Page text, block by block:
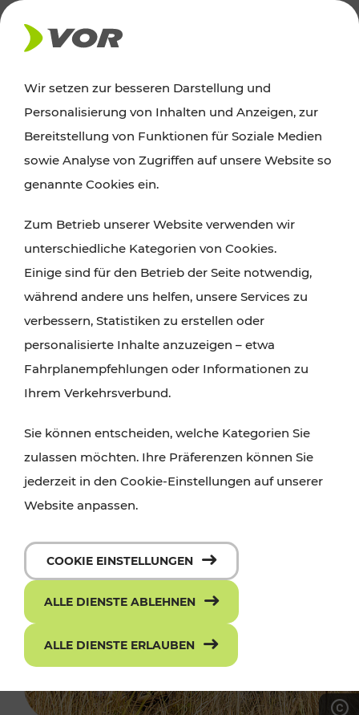
AKTUELLES
Ausflugstipps
Wien, Niederösterreich und das Burgenland
Wanderungen, Kultur und Gastronomie,
Radtouren oder purer Naturgenuss – viele
Attraktionen sind mit den Ticket- und Fahrplan-
Angeboten des VOR gut und schnell erreichbar.
Wir setzen zur besseren Darstellung und
Personalisierung von Inhalten und Anzeigen, zur
Bereitstellung von Funktionen für Soziale Medien
sowie Analyse von Zugriffen auf unsere Website so
genannte Cookies ein.
Zum Betrieb unserer Website verwenden wir
unterschiedliche Kategorien von Cookies.
Einige sind für den Betrieb der Seite notwendig,
während andere uns helfen, unsere Services zu
verbessern, Statistiken zu erstellen oder
personalisierte Inhalte anzuzeigen – etwa
Fahrplanempfehlungen oder Informationen zu
Ihrem Verkehrsverbund.
Sie können entscheiden, welche Kategorien Sie
zulassen möchten. Ihre Präferenzen können Sie
jederzeit in den Cookie-Einstellungen auf unserer
Website anpassen.
COOKIE EINSTELLUNGEN
ALLE DIENSTE ABLEHNEN
ALLE DIENSTE ERLAUBEN